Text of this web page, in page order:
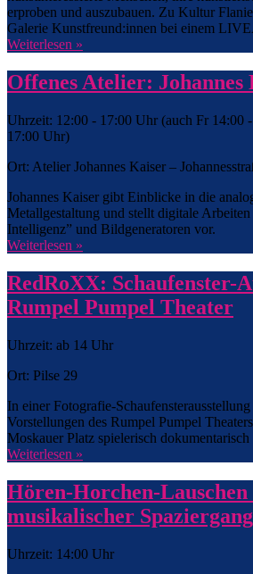
erproben und auszubauen. Zu Kultur
Galerie Kunstfreund:innen bei einem
Weiterlesen »
Offenes Atelier: Johannes
Uhrzeit: 12:00 - 17:00 Uhr (auch Fr 14:00
17:00 Uhr)
Ort: Atelier Johannes Kaiser –
Johannes Kaiser gibt Einblicke in die
Metallgestaltung und stellt digitale
Intelligenz” und Bildgeneratoren vor.
Weiterlesen »
RedRoXX: Schaufenster-
Rumpel Pumpel Theater
Uhrzeit: ab 14 Uhr
Ort: Pilse 29
In einer Fotografie-
Vorstellungen des Rumpel Pumpel
Moskauer Platz spielerisch dokumentarisch
Weiterlesen »
Hören-Horchen-Lauschen
musikalischer
Uhrzeit: 14:00 Uhr